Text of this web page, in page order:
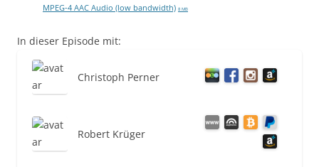
MPEG-4 AAC Audio (low bandwidth) 8 MB
In dieser Episode mit:
Christoph Perner
Robert Krüger